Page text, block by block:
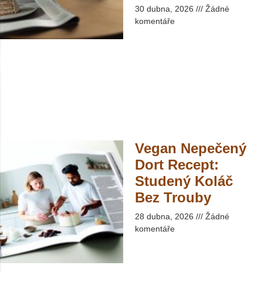
30 dubna, 2026
Žádné
komentáře
Vegan Nepečený
Dort Recept:
Studený Koláč
Bez Trouby​
28 dubna, 2026
Žádné
komentáře